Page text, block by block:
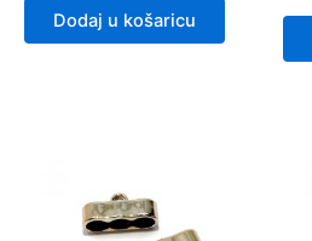
Dodaj u košaricu